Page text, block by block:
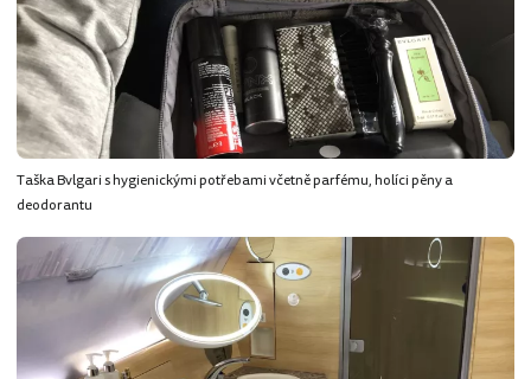
Taška Bvlgari s hygienickými potřebami včetně parfému, holíci pěny a
deodorantu